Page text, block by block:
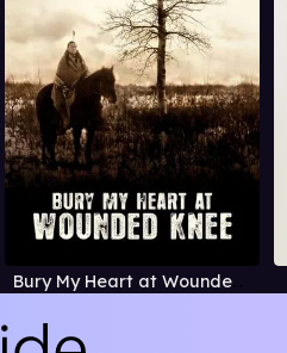
Bury My Heart at Wounded Knee